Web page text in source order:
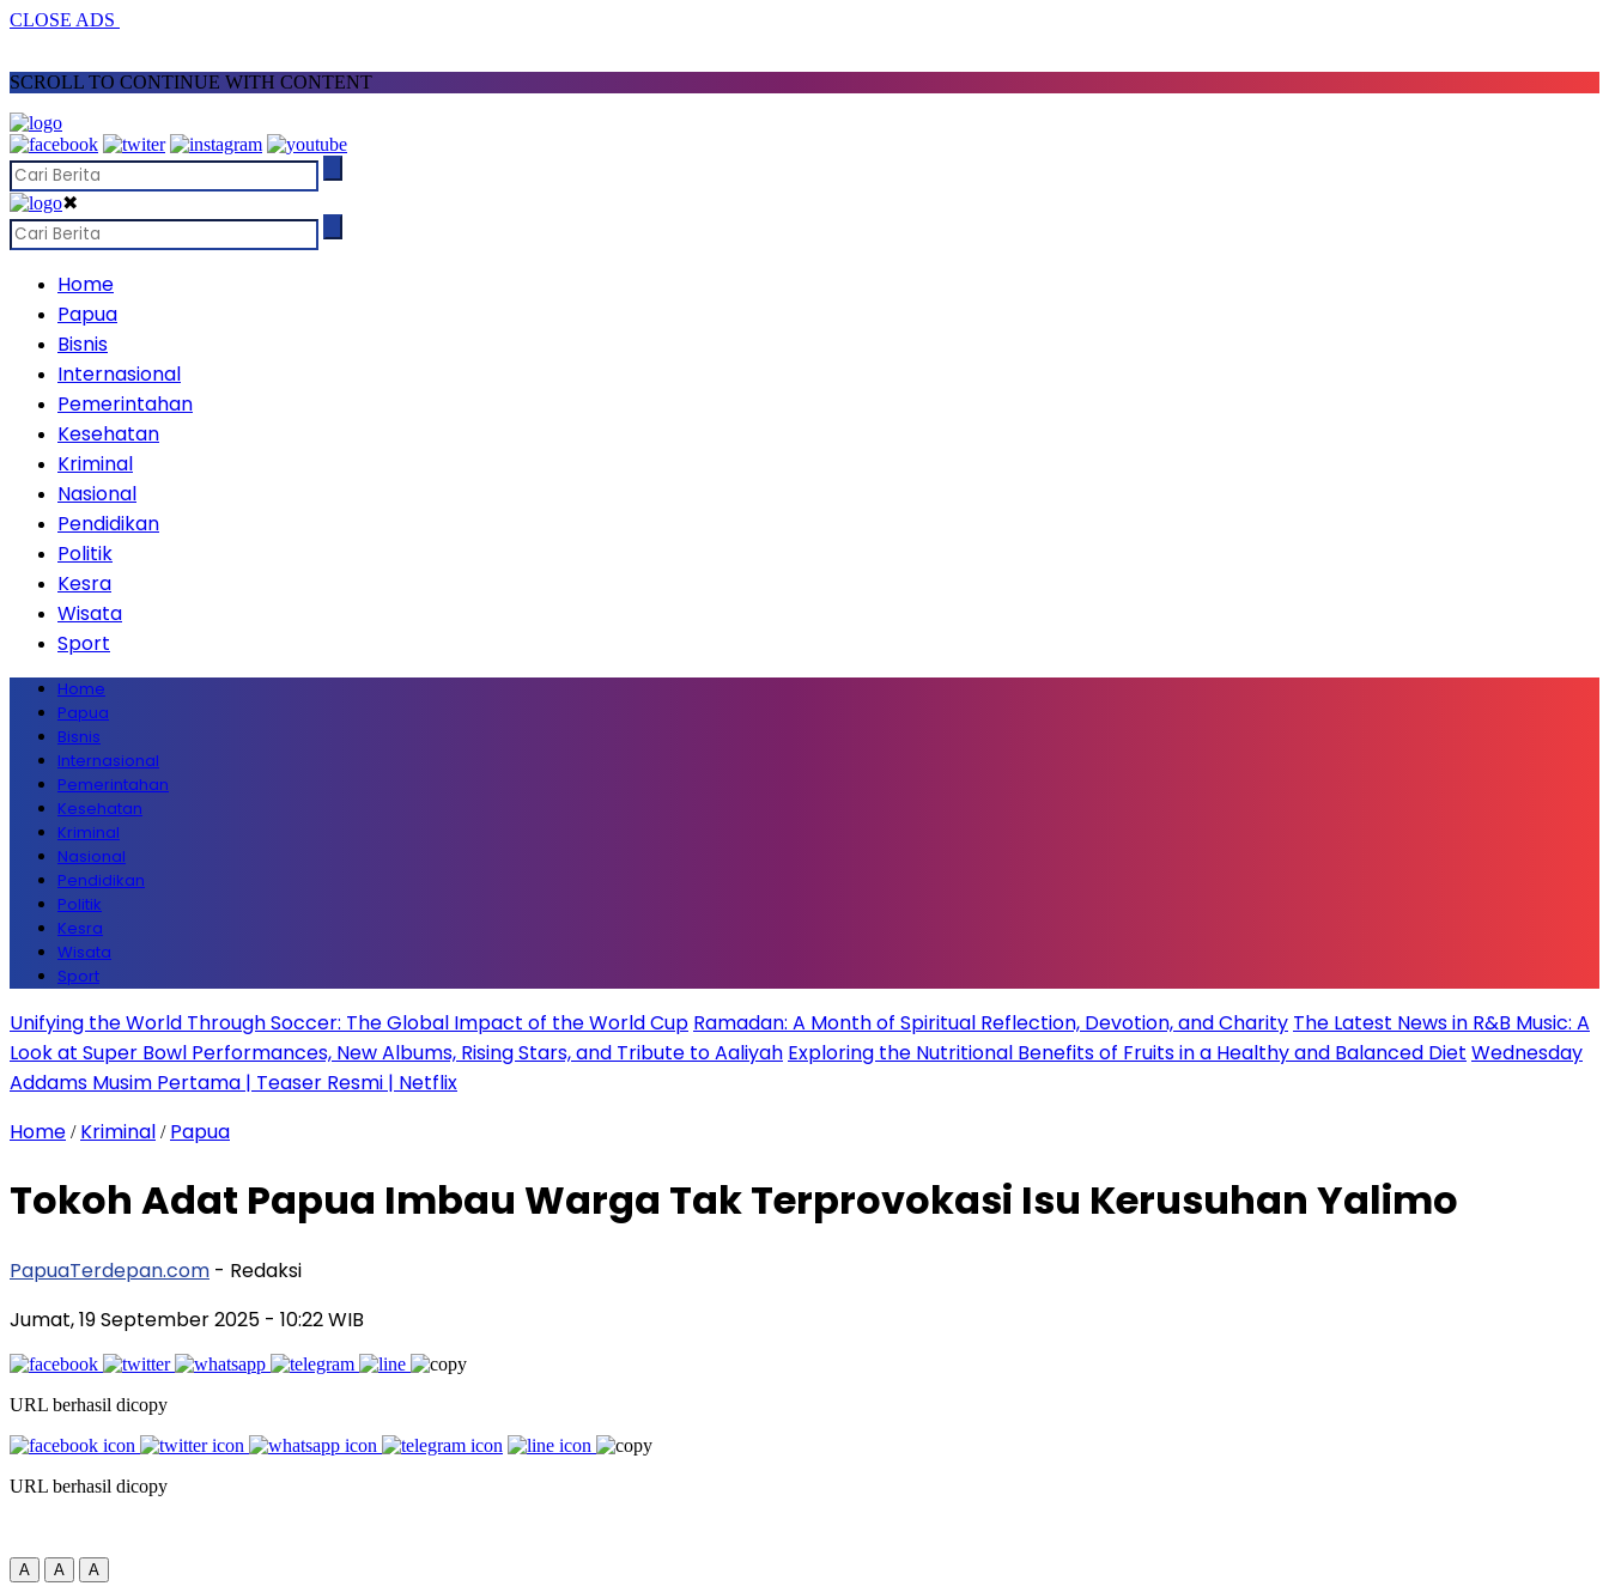
CLOSE ADS
SCROLL TO CONTINUE WITH CONTENT
✖
Home
Papua
Bisnis
Internasional
Pemerintahan
Kesehatan
Kriminal
Nasional
Pendidikan
Politik
Kesra
Wisata
Sport
Home
Papua
Bisnis
Internasional
Pemerintahan
Kesehatan
Kriminal
Nasional
Pendidikan
Politik
Kesra
Wisata
Sport
Unifying the World Through Soccer: The Global Impact of the World Cup Ramadan: A Month of Spiritual Reflection, Devotion, and Charity The Latest News in R&B Music: A
Look at Super Bowl Performances, New Albums, Rising Stars, and Tribute to Aaliyah Exploring the Nutritional Benefits of Fruits in a Healthy and Balanced Diet Wednesday
Addams Musim Pertama | Teaser Resmi | Netflix
Home / Kriminal / Papua
Tokoh Adat Papua Imbau Warga Tak Terprovokasi Isu Kerusuhan Yalimo
PapuaTerdepan.com - Redaksi
Jumat, 19 September 2025 - 10:22 WIB
URL berhasil dicopy
URL berhasil dicopy
A A A